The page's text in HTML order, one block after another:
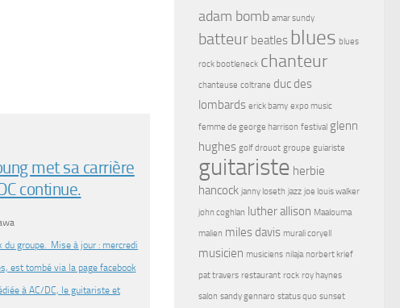
met sa carrière
continue.
groupe. Mise à jour : mercredi
est tombé via la page facebook
à AC/DC, le guitariste et
adam bomb amar sundy
batteur beatles blues blues
rock bootleneck chanteur
chanteuse coltrane duc des
lombards erick bamy expo music
femme de george harrison festival glenn
hughes golf drouot groupe guiariste
guitariste herbie
hancock janny loseth jazz joe louis walker
john coghlan luther allison Maalouma
malien miles davis murali coryell
musicien musiciens nilaja norbert krief
pat travers restaurant rock roy haynes
salon sandy gennaro status quo sunset